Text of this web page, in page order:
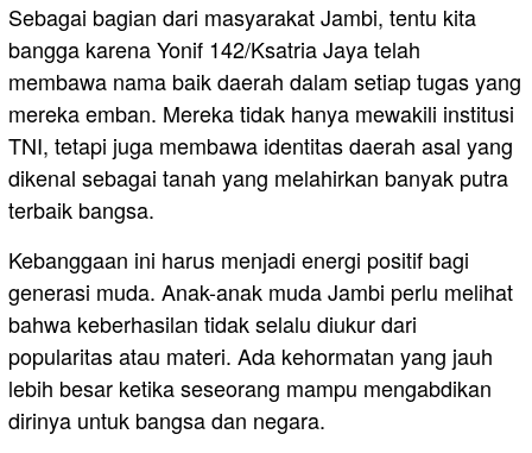
Sebagai bagian dari masyarakat Jambi, tentu kita
bangga karena Yonif 142/Ksatria Jaya telah
membawa nama baik daerah dalam setiap tugas yang
mereka emban. Mereka tidak hanya mewakili institusi
TNI, tetapi juga membawa identitas daerah asal yang
dikenal sebagai tanah yang melahirkan banyak putra
terbaik bangsa.
Kebanggaan ini harus menjadi energi positif bagi
generasi muda. Anak-anak muda Jambi perlu melihat
bahwa keberhasilan tidak selalu diukur dari
popularitas atau materi. Ada kehormatan yang jauh
lebih besar ketika seseorang mampu mengabdikan
dirinya untuk bangsa dan negara.